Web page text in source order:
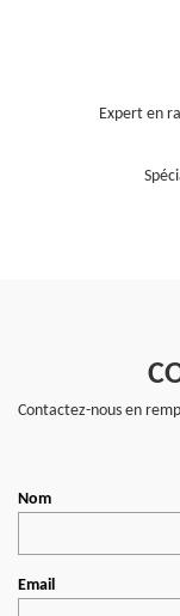
Expert en
Contactez-nous en
Nom
Email